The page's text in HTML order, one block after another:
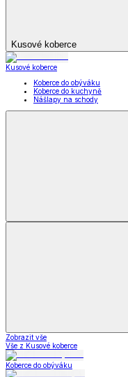
Kusové koberce
Kusové koberce
Koberce do obýváku
Koberce do kuchyně
Nášlapy na schody
Zobrazit vše
Vše z Kusové koberce
Koberce do obýváku